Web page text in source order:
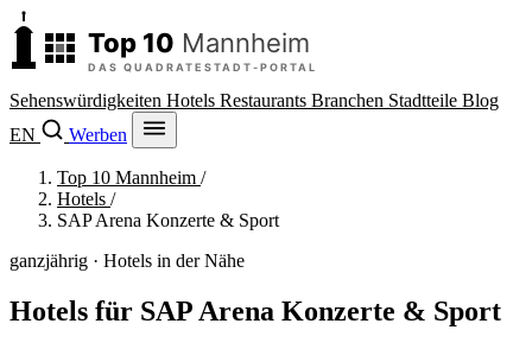
Sehenswürdigkeiten Hotels Restaurants Branchen Stadtteile Blog
EN
Werben
Top 10 Mannheim /
Hotels /
SAP Arena Konzerte & Sport
ganzjährig · Hotels in der Nähe
Hotels für SAP Arena Konzerte & Sport